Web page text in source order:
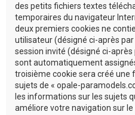
des petits fichiers textes
temporaires du navigateur
deux premiers cookies ne
utilisateur (désigné ci-après
session invité (désigné ci-après
sont automatiquement
troisième cookie sera créé une
sujets de « opale-
les informations sur les sujets
améliore votre navigation sur le